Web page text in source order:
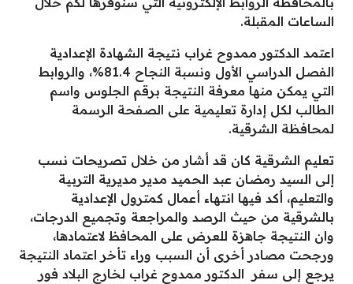
الساعات المقبلة.
اعتمد الدكتور ممدوح غراب نتيجة الشهادة الإعدادية
الفصل الدراسي الأول ونسبة النجاح 81.4%، والروابط
التي يمكن منها معرفة النتيجة برقم الجلوس واسم
الطالب لكل إدارة تعليمية على الصفحة الرسمة
لمحافظة الشرقية.
تعليم الشرقية كان قد أشار من خلال تصريحات نسب
إلى السيد رمضان عبد الحميد مدير مديرية التربية
والتعليم، أكد فيها انتهاء أعمال كمترول الإعدادية
بالشرقية من حيث الرصد والمراجعة وتجميع الدرجات،
وان النتيجة جاهزة للعرض على المحافظ لاعتمادها،
ورجحت مصادر أخرى أن السبب وراء تأخر اعتماد النتيجة
يرجع إلى سفر الدكتور ممدوح غراب لخارج البلاد فور